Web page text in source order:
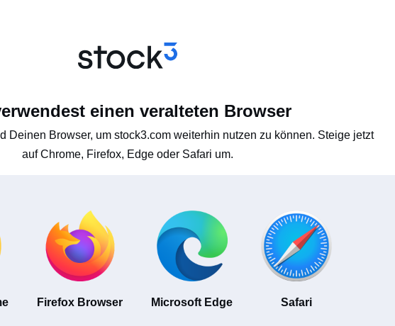
einen veralteten Browser
Deinen Browser, um stock3.com weiterhin nutzen zu können. Steige jetzt
auf Chrome, Firefox, Edge oder Safari um.
Firefox Browser Microsoft Edge Safari